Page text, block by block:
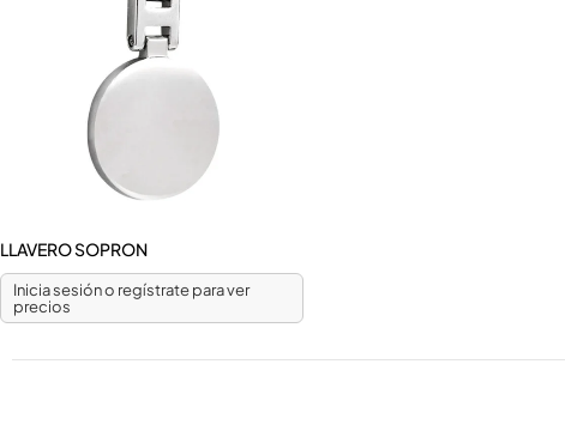
LLAVERO SOPRON
Inicia sesión o regístrate para ver
precios